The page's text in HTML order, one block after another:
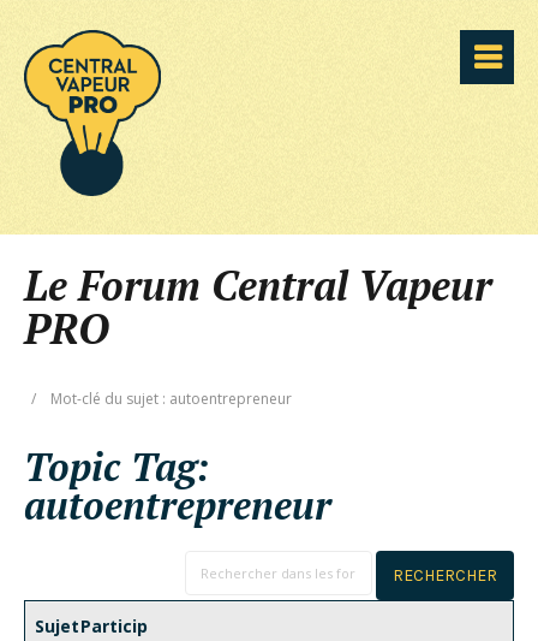
Le Forum Central Vapeur
PRO
/ Mot-clé du sujet : autoentrepreneur
Topic Tag:
autoentrepreneur
SujetParticip